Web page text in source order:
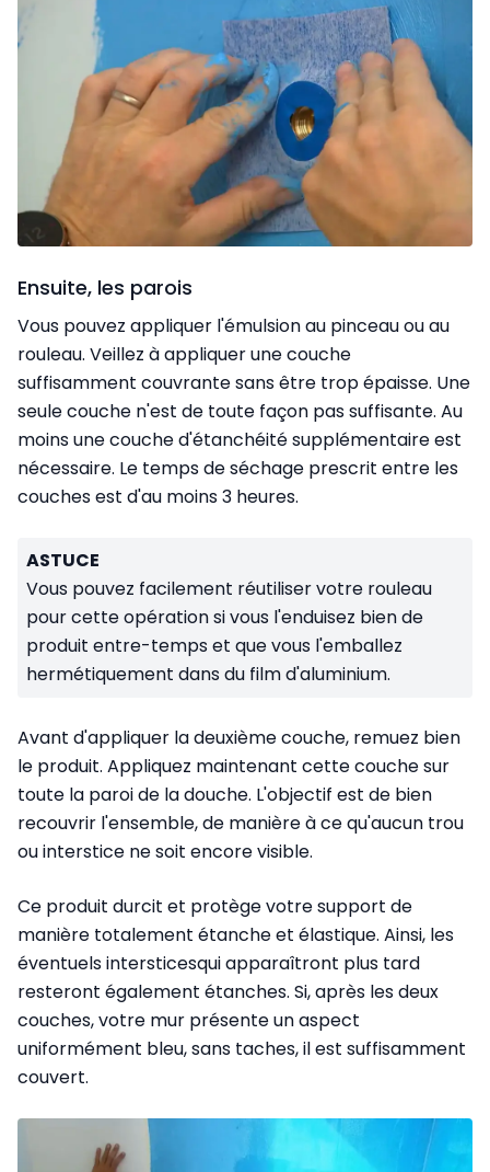
Ensuite, les parois
Vous pouvez appliquer l'émulsion au pinceau ou au
rouleau. Veillez à appliquer une couche
suffisamment couvrante sans être trop épaisse. Une
seule couche n'est de toute façon pas suffisante. Au
moins une couche d'étanchéité supplémentaire est
nécessaire. Le temps de séchage prescrit entre les
couches est d'au moins 3 heures.
ASTUCE
Vous pouvez facilement réutiliser votre rouleau
pour cette opération si vous l'enduisez bien de
produit entre-temps et que vous l'emballez
hermétiquement dans du film d'aluminium.
Avant d'appliquer la deuxième couche, remuez bien
le produit. Appliquez maintenant cette couche sur
toute la paroi de la douche. L'objectif est de bien
recouvrir l'ensemble, de manière à ce qu'aucun trou
ou interstice ne soit encore visible.
Ce produit durcit et protège votre support de
manière totalement étanche et élastique. Ainsi, les
éventuels intersticesqui apparaîtront plus tard
resteront également étanches. Si, après les deux
couches, votre mur présente un aspect
uniformément bleu, sans taches, il est suffisamment
couvert.